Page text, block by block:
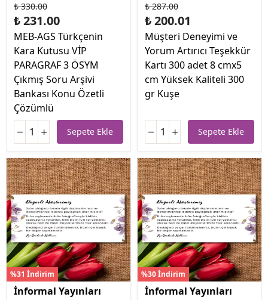
₺ 330.00
₺ 231.00
MEB-AGS Türkçenin
Kara Kutusu VİP
PARAGRAF 3 ÖSYM
Çıkmış Soru Arşivi
Bankası Konu Özetli
Çözümlü
Sepete Ekle
₺ 287.00
₺ 200.01
Müşteri Deneyimi ve
Yorum Artırıcı Teşekkür
Kartı 300 adet 8 cmx5
cm Yüksek Kaliteli 300
gr Kuşe
Sepete Ekle
%31 İndirim
İnformal Yayınları
%30 İndirim
İnformal Yayınları